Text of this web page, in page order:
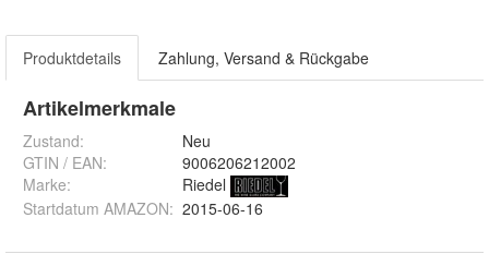
Produktdetails Zahlung, Versand & Rückgabe
Artikelmerkmale
Zustand:
Neu
GTIN / EAN:
9006206212002
Marke:
Riedel
Startdatum AMAZON: 2015-06-16